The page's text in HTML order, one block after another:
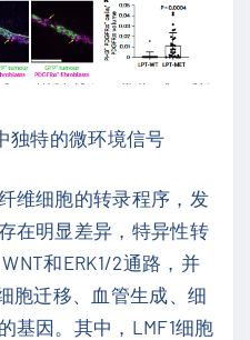
独特的微环境信号
维细胞的转录程序，发
在明显差异，特异性转
和ERK1/2通路，并
胞迁移、血管生成、细
基因。其中，LMF1细胞